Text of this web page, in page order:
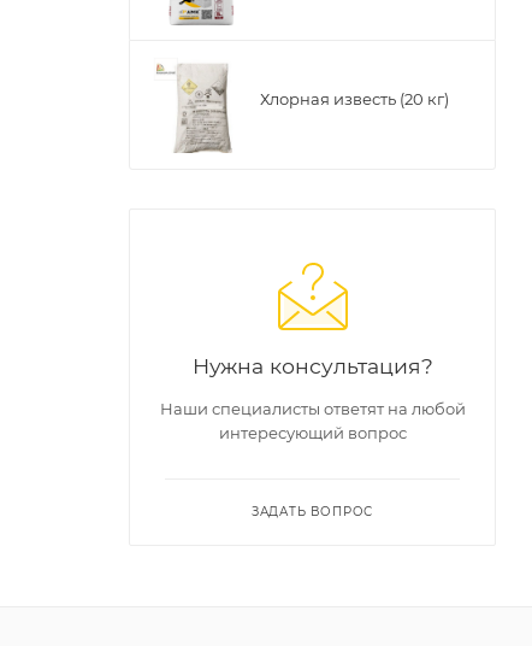
Хлорная известь (20 кг)
Нужна консультация?
Наши специалисты ответят на любой
интересующий вопрос
ЗАДАТЬ ВОПРОС